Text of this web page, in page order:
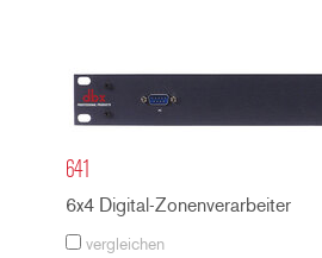
641
6x4 Digital-Zonenverarbeiter
vergleichen